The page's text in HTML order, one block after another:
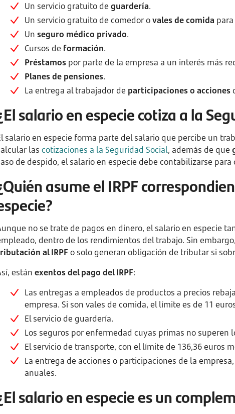
Un servicio gratuito de guardería.
Un servicio gratuito de comedor ovales de comida
Un seguro médico privado.
Cursos de formación.
Préstamos por parte de la empresa a un interés más
Planes de pensiones.
La entrega al trabajador de participaciones o acciones
salario en especie cotiza a la
salario en especie forma parte del salario que percibe un
las cotizaciones a la Seguridad Social, además de que
de despido, el salario en especie debe contabilizarse
asume el IRPF
no se trate de pagos en dinero, el salario en especie
dentro de los rendimientos del trabajo. Sin
al IRPF o solo generan obligación de tributar si
están exentos del pago del IRPF:
Las entregas a empleados de productos a precios
empresa. Si son vales de comida, el límite es de 11
El servicio de guardería.
Los seguros por enfermedad cuyas primas no superen
El servicio de transporte, con el límite de 136,36 euros
La entrega de acciones o participaciones de la
anuales.
salario en especie es un